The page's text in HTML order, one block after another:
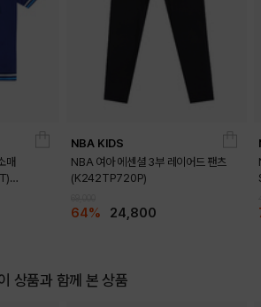
매
NBA KIDS
NBA 여아 에센셜 3부 레이어드 팬츠
(K242TP720P)
64% 24,800
상품과 함께 본 상품